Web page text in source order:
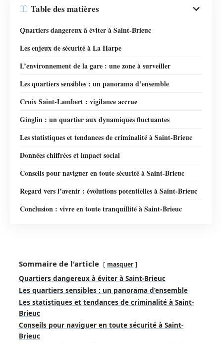
Table des matières
Quartiers dangereux à éviter à Saint-Brieuc
Les enjeux de sécurité à La Harpe
L’environnement de la gare : une zone à surveiller
Les quartiers sensibles : un panorama d’ensemble
Croix Saint-Lambert : vigilance accrue
Ginglin : un quartier aux dynamiques fluctuantes
Les statistiques et tendances de criminalité à Saint-Brieuc
Données chiffrées et impact social
Conseils pour naviguer en toute sécurité à Saint-Brieuc
Regard vers l’avenir : évolutions potentielles à Saint-Brieuc
Conclusion : vivre en toute tranquillité à Saint-Brieuc
Sommaire de l'article masquer
Quartiers dangereux à éviter à Saint-Brieuc
Les quartiers sensibles : un panorama d’ensemble
Les statistiques et tendances de criminalité à Saint-
Brieuc
Conseils pour naviguer en toute sécurité à Saint-
Brieuc